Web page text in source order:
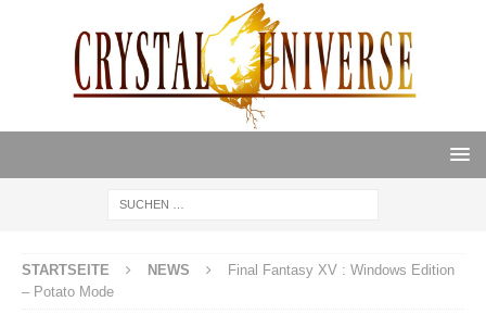
STARTSEITE NEWS
Final Fantasy XV : Windows Edition
– Potato Mode